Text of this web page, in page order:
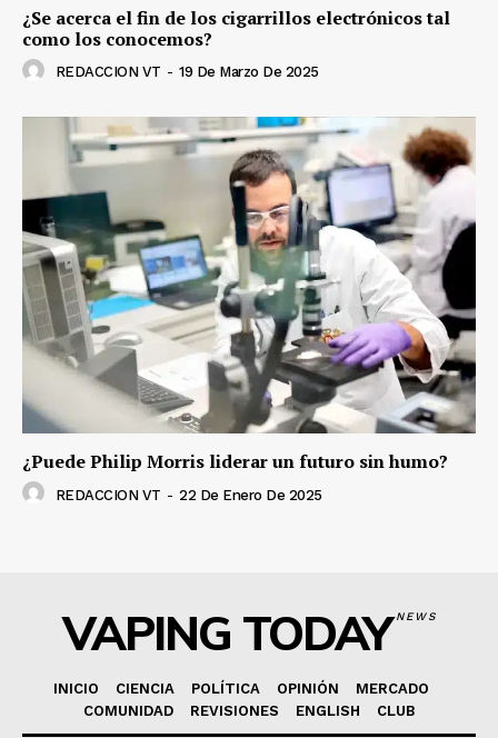
¿Se acerca el fin de los cigarrillos electrónicos tal
como los conocemos?
REDACCION VT - 19 De Marzo De 2025
¿Puede Philip Morris liderar un futuro sin humo?
REDACCION VT - 22 De Enero De 2025
VAPING TODAYNEWS
INICIO CIENCIA POLÍTICA OPINIÓN
MERCADO
COMUNIDAD
REVISIONES ENGLISH CLUB